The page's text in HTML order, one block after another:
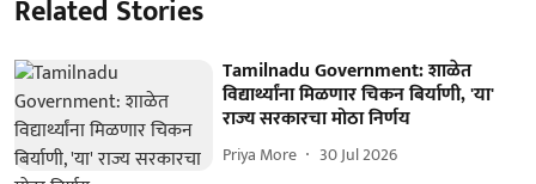
Related Stories
Tamilnadu Government: शाळेत
विद्यार्थ्यांना मिळणार चिकन बिर्याणी, 'या'
राज्य सरकारचा मोठा निर्णय
Priya More 30 Jul 2026